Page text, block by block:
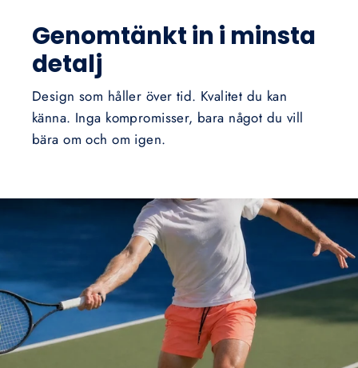
Genomtänkt in i minsta
detalj
Design som håller över tid. Kvalitet du kan
känna. Inga kompromisser, bara något du vill
bära om och om igen.